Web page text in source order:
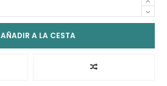
AÑADIR A LA CESTA